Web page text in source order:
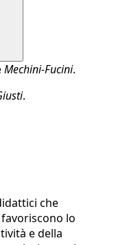
Mechini-Fucini.
.
che
lo
e della